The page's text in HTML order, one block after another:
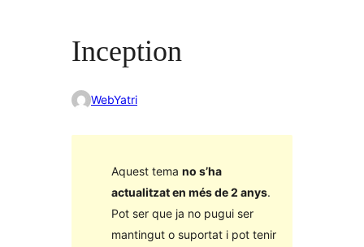
Inception
WebYatri
Aquest tema no s’ha
actualitzat en més de 2 anys.
Pot ser que ja no pugui ser
mantingut o suportat i pot tenir